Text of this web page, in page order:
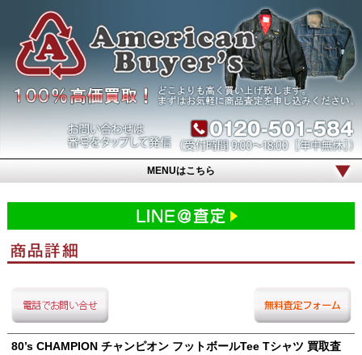
MENUはこちら
80’s CHAMPION チャンピオン フットボールTee Tシャツ 買取査